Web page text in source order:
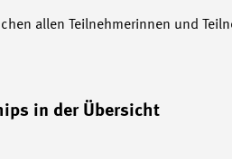
allen Teilnehmerinnen und
in der Übersicht